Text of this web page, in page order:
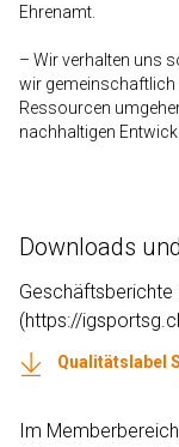
Ehrenamt.
– Wir verhalten uns
wir gemeinschaftlich
Ressourcen
nachhaltigen
Downloads
Geschäftsberichte
(https://
Qualitätslabel
Im